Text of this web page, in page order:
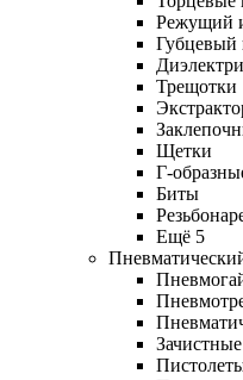
Режущий
Губцевый
Трещотки
Щетки
Г-
Биты
Ещё 5